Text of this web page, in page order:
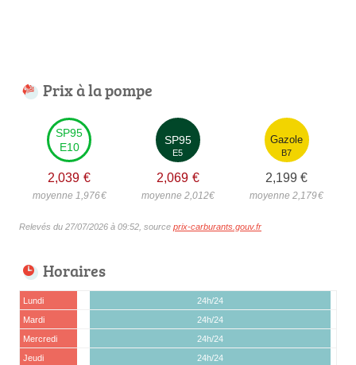
Prix à la pompe
SP95
E10
2,039 €
moyenne 1,976€
SP95
E5
2,069 €
moyenne 2,012€
Gazole
B7
2,199 €
moyenne 2,179€
Relevés du 27/07/2026 à 09:52, source prix-carburants.gouv.fr
Horaires
Lundi
24h/24
Mardi
24h/24
Mercredi
24h/24
Jeudi
24h/24